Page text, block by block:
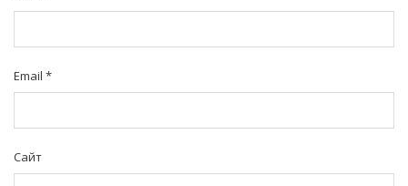
Email *
Сайт